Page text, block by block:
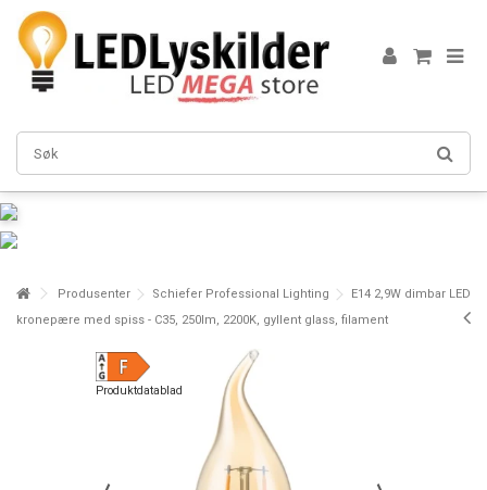
Produsenter Schiefer Professional Lighting
E14 2,9W dimbar LED
kronepære med spiss - C35, 250lm, 2200K, gyllent glass, filament
Produktdatablad